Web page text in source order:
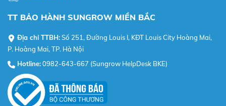
TT BẢO HÀNH SUNGROW MIỀN BẮC
Địa chỉ TTBH:Số 251, Đường Louis I, KĐT Louis City Hoàng Mai,
P. Hoàng Mai, TP. Hà Nội
Hotline:0982-643-667 (Sungrow HelpDesk BKE)